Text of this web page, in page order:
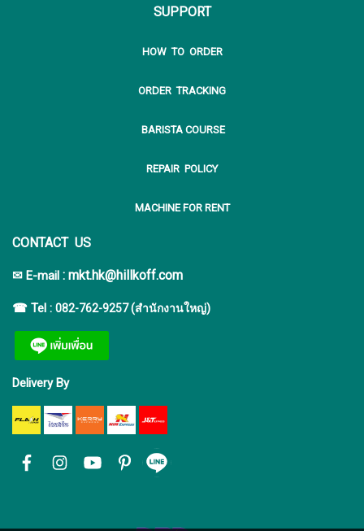
SUPPORT
HOW TO ORDER
ORDER TRACKING
BARISTA COURSE
REPAIR POLICY
MACHINE FOR RENT
CONTACT US
✉ E-mail : mkt.hk@hillkoff.com
☎ Tel : 082-762-9257 (สำนักงานใหญ่)
Delivery By